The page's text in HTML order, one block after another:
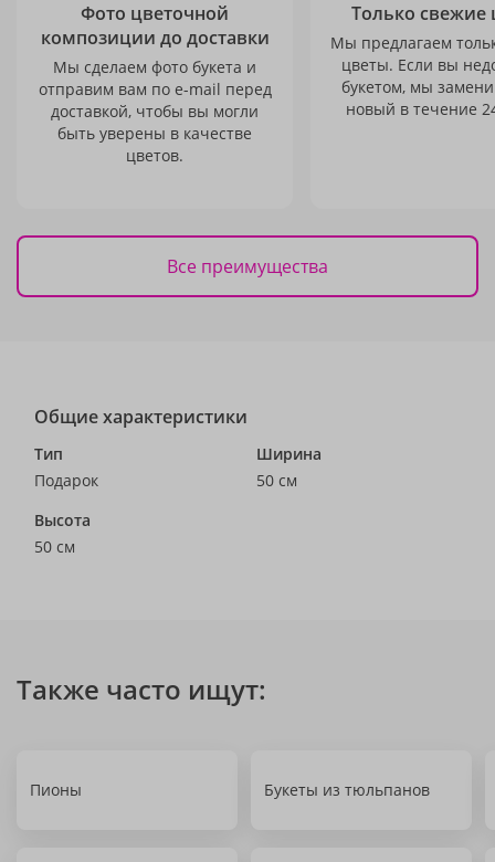
Фото цветочной
композиции до доставки
Мы сделаем фото букета и
отправим вам по e-mail перед
доставкой, чтобы вы могли
быть уверены в качестве
цветов.
Только свежие
Мы предлагаем
цветы. Если вы
букетом, мы
новый в течение
Все преимущества
Общие характеристики
Тип
Подарок
Ширина
50 см
Высота
50 см
Также часто ищут:
Пионы Букеты из тюльпанов